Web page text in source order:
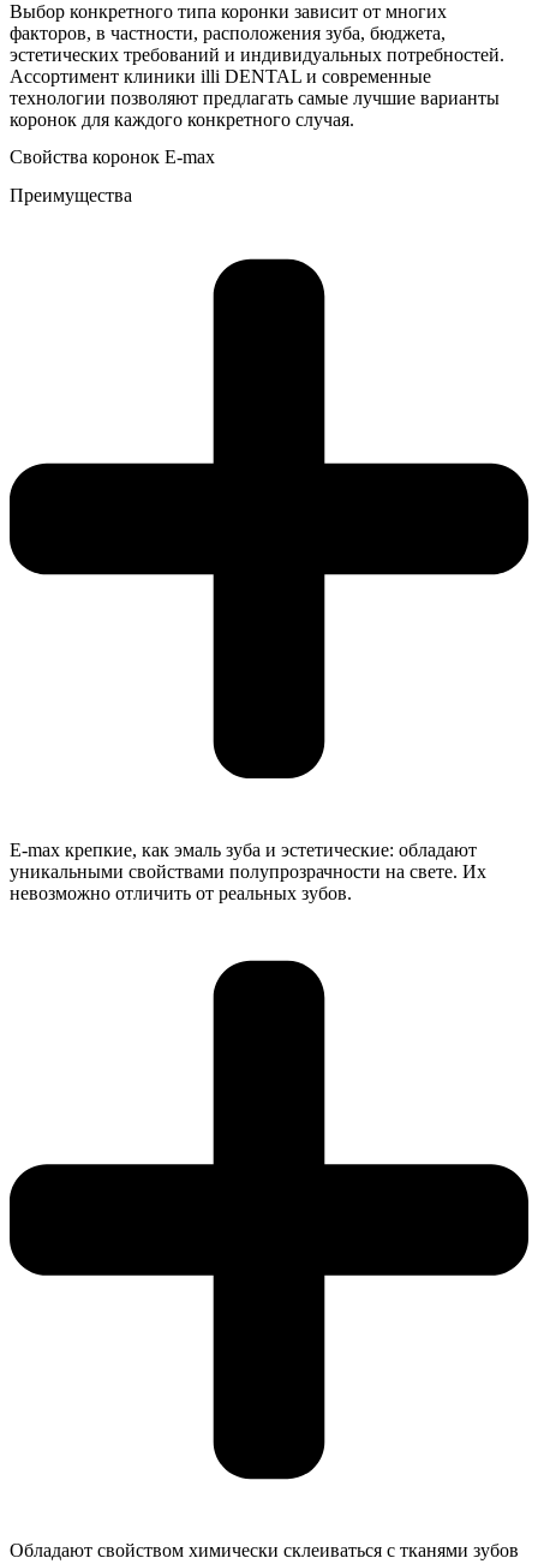
Выбор конкретного типа коронки зависит от многих
факторов, в частности, расположения зуба, бюджета,
эстетических требований и индивидуальных потребностей.
Ассортимент клиники illi DENTAL и современные
технологии позволяют предлагать самые лучшие варианты
коронок для каждого конкретного случая.
Свойства коронок E-max
Преимущества
E-max крепкие, как эмаль зуба и эстетические: обладают
уникальными свойствами полупрозрачности на свете. Их
невозможно отличить от реальных зубов.
Обладают свойством химически склеиваться с тканями зубов